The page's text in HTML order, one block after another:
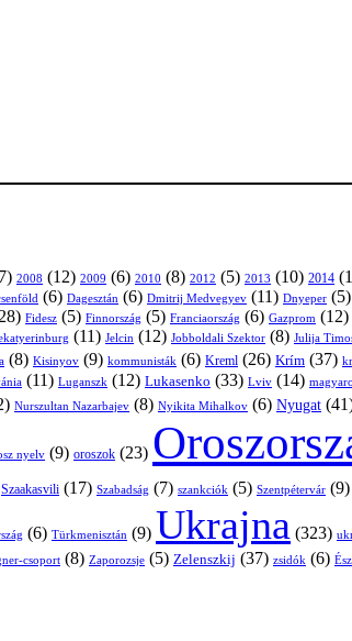
2008 (12) 2009 (6) 2010 (8) 2012 (5) 2013 (10) 2014
(6) Dagesztán (6) Dmitrij Medvegyev (11) Dnyeper (5)
Fidesz (5) Finnország (5) Franciaország (6) Gazprom (12)
(11) Jelcin (12) Jobboldali Szektor (8) Julija
(8) Kisinyov (9) kommunisták (6) Kreml (26) Krím (37)
(11) Luganszk (12) Lukasenko (33) Lviv (14)
Nurszultan Nazarbajev (8) Nyikita Mihalkov (6) Nyugat
nyelv (9) oroszok (23)
Szaakasvili (17) Szabadság (7) szankciók (5) Szentpétervár (9)
(6) Türkmenisztán (9) Ukrajna (323)
csoport (8) Zaporozsje (5) Zelenszkij (37) zsidók (6)